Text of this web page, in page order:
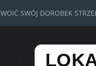
SWÓJ DOROBEK